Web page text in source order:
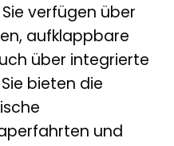
verfügen über
aufklappbare
über integrierte
bieten die
und